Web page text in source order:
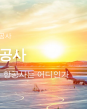
사
사
항공사는 어디인가